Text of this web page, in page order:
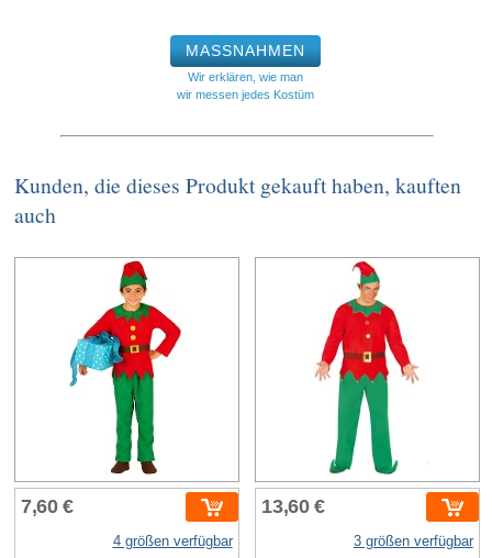
MASSNAHMEN
Wir erklären, wie man
wir messen jedes Kostüm
Kunden, die dieses Produkt gekauft haben, kauften
auch
7,60 €
4 größen verfügbar
13,60 €
3 größen verfügbar